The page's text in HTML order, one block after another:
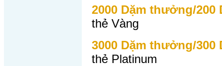
2000 Dặm thưởng/200
thẻ Vàng
3000 Dặm thưởng/300
thẻ Platinum